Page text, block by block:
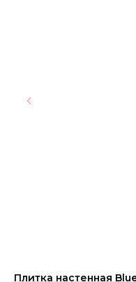
Плитка настенная